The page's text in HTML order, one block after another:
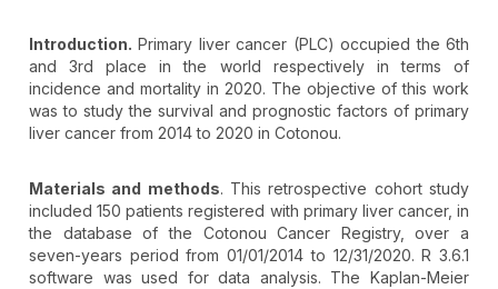
Introduction. Primary liver cancer (PLC) occupied the 6th
and 3rd place in the world respectively in terms of
incidence and mortality in 2020. The objective of this work
was to study the survival and prognostic factors of primary
liver cancer from 2014 to 2020 in Cotonou.
Materials and methods. This retrospective cohort study
included 150 patients registered with primary liver cancer, in
the database of the Cotonou Cancer Registry, over a
seven-years period from 01/01/2014 to 12/31/2020. R 3.6.1
software was used for data analysis. The Kaplan-Meier